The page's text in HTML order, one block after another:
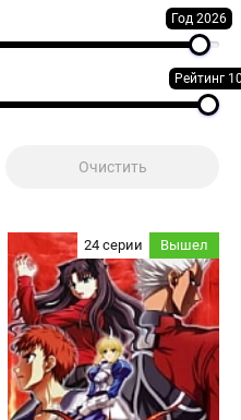
Год 2026
Рейтинг
24 серии Вышел